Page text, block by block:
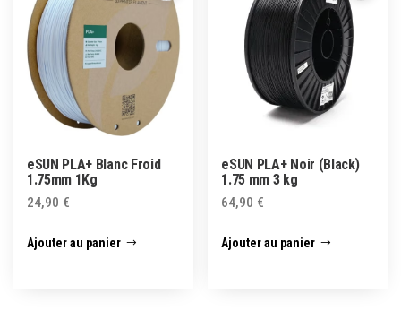
eSUN PLA+ Blanc Froid
1.75mm 1Kg
24,90 €
Ajouter au panier
eSUN PLA+ Noir (Black)
1.75 mm 3 kg
64,90 €
Ajouter au panier